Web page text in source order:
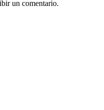
un comentario.